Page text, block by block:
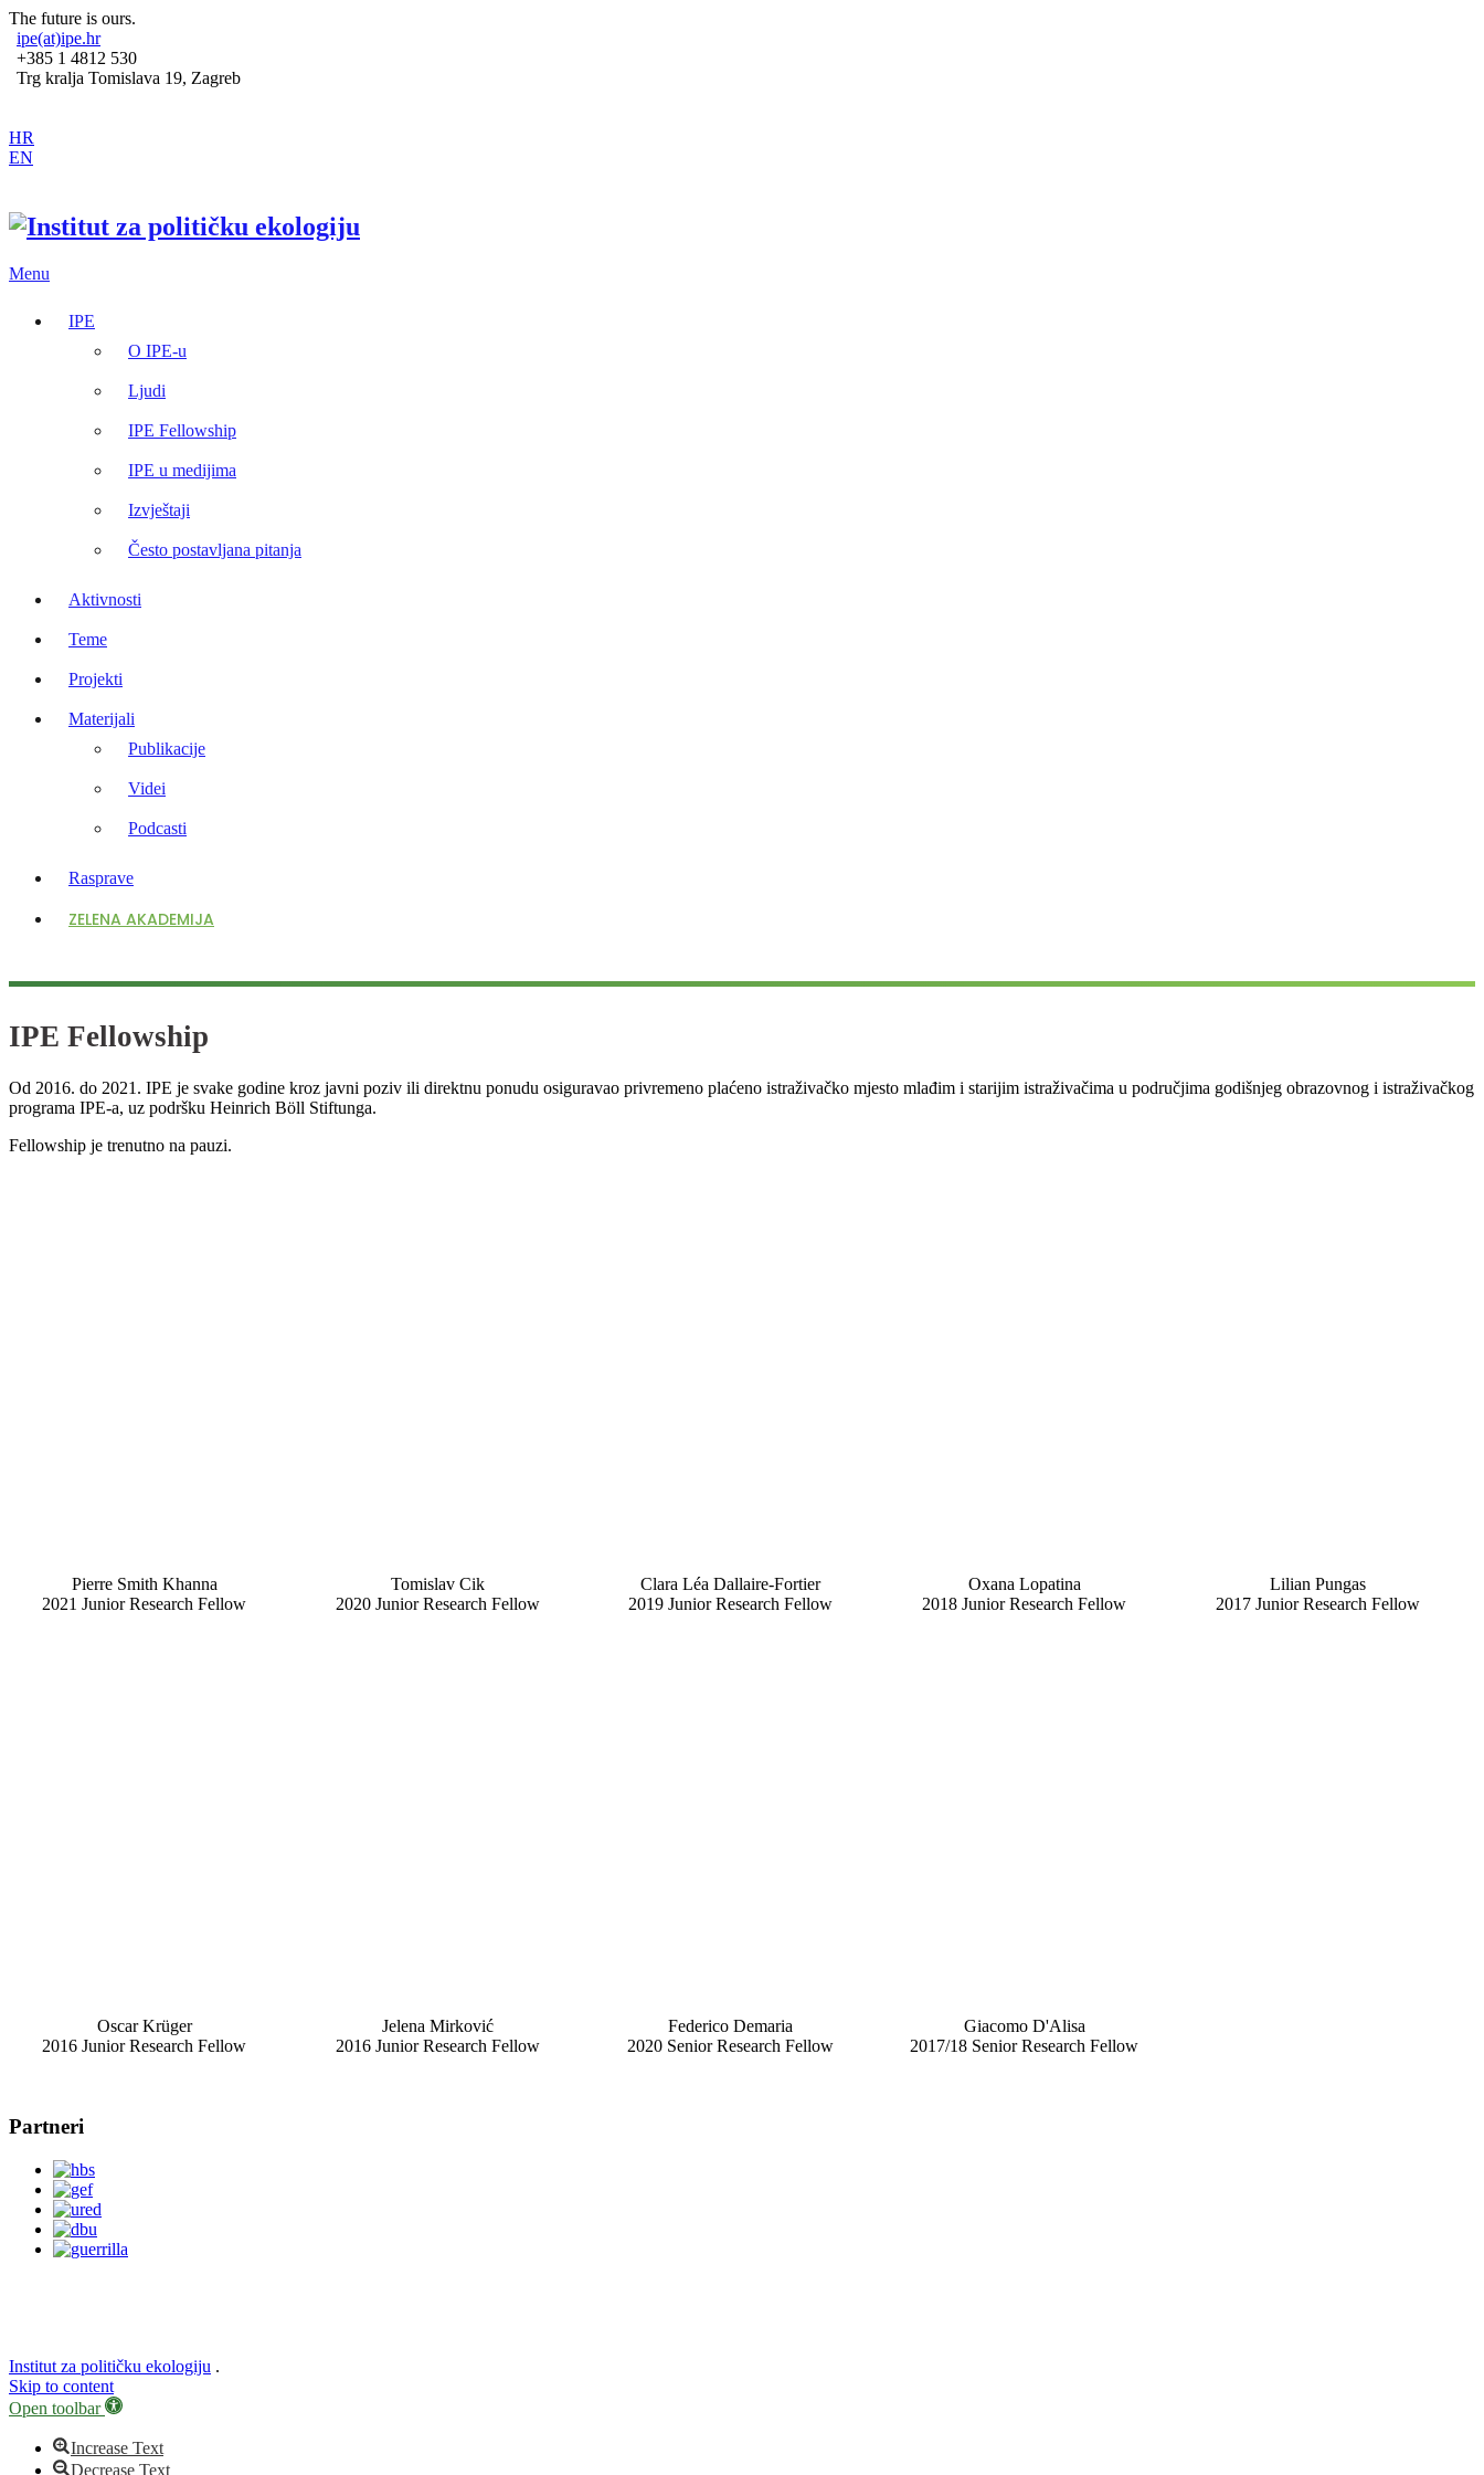
The future is ours.
ipe(at)ipe.hr
+385 1 4812 530
Trg kralja Tomislava 19, Zagreb
HR
EN
Menu
IPE
O IPE-u
Ljudi
IPE Fellowship
IPE u medijima
Izvještaji
Često postavljana pitanja
Aktivnosti
Teme
Projekti
Materijali
Publikacije
Videi
Podcasti
Rasprave
ZELENA AKADEMIJA
IPE Fellowship
Od 2016. do 2021. IPE je svake godine kroz javni poziv ili direktnu ponudu osiguravao privremeno plaćeno istraživačko mjesto mlađim i starijim istraživačima u područjima godišnjeg obrazovnog i istraživačkog
programa IPE-a, uz podršku Heinrich Böll Stiftunga.
Fellowship je trenutno na pauzi.
Pierre Smith Khanna
2021 Junior Research Fellow
Tomislav Cik
2020 Junior Research Fellow
Clara LéaDallaire-Fortier
2019 Junior Research Fellow
Oxana Lopatina
2018 Junior Research Fellow
Lilian Pungas
2017 Junior Research Fellow
Oscar Krüger
2016 Junior Research Fellow
Jelena Mirković
2016 Junior Research Fellow
Federico Demaria
2020 Senior Research Fellow
Giacomo D'Alisa
2017/18 Senior Research Fellow
Partneri
Institut za političku ekologiju .
Skip to content
Open toolbar
Increase Text
Decrease Text